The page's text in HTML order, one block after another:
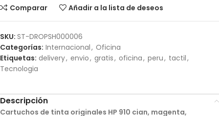
Comparar Añadir a la lista de deseos
SKU: ST-DROPSH000006
Categorías: Internacional, Oficina
Etiquetas: delivery, envio, gratis, oficina, peru, tactil,
Tecnologia
Descripción
Cartuchos de tinta originales HP 910 cian, magenta,